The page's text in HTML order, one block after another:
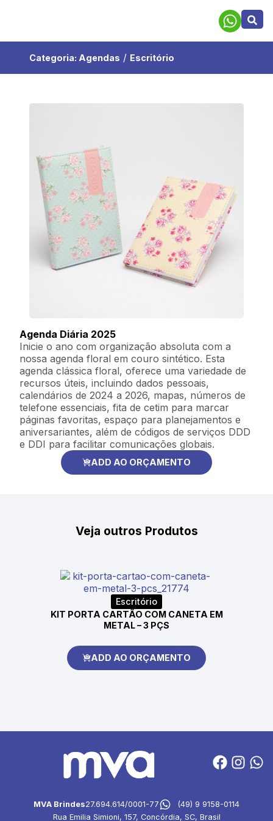
Categoria: Agendas / Escritório
Agenda Diária 2025
Inicie o ano com organização absoluta com a
nossa agenda floral em couro sintético. Esta
agenda clássica floral, oferece uma variedade de
recursos úteis, incluindo dados pessoais,
calendários de 2024 a 2026, mapas, números de
telefone essenciais, fita de cetim para marcar
páginas favoritas, espaço para planejamentos e
aniversariantes, além de códigos de serviços DDD
e DDI para facilitar comunicações globais.
ADD AO ORÇAMENTO
Veja outros Produtos
Escritório
KIT PORTA CARTÃO COM CANETA EM
METAL – 3 PÇS
ADD AO ORÇAMENTO
MVA Brindes27.694.614/0001-77
(49) 9 9158-0114
Rua Emilia Simioni, 157, Concórdia, SC, Brasil